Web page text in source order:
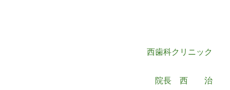
西歯科クリニック
院長 西 治